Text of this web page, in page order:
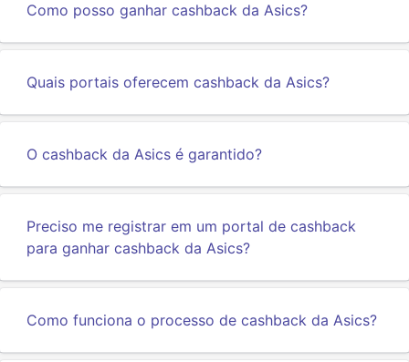
Como posso ganhar cashback da Asics?
Quais portais oferecem cashback da Asics?
O cashback da Asics é garantido?
Preciso me registrar em um portal de cashback
para ganhar cashback da Asics?
Como funciona o processo de cashback da Asics?